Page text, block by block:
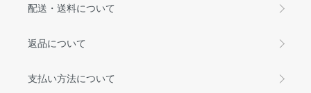
配送・送料について
返品について
支払い方法について